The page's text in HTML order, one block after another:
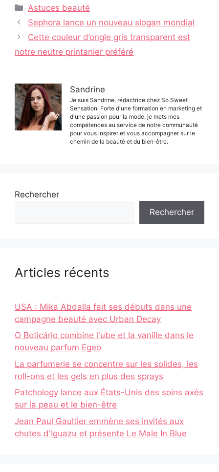
Catégories
Astuces beauté
Navigation
des
Sephora lance un nouveau slogan mondial
Cette couleur d’ongle gris transparent est
notre neutre printanier préféré
Sandrine
Je suis Sandrine, rédactrice chez So Sweet
Sensation. Forte d'une formation en marketing et
d'une passion pour la mode, je mets mes
compétences au service de notre communauté
pour vous inspirer et vous accompagner sur le
chemin de la beauté et du bien-être.
Rechercher
Rechercher
Articles récents
USA : Mika Abdalla fait ses débuts dans une
campagne beauté avec Urban Decay
O Boticário combine l'ube et la vanille dans le
nouveau parfum Egeo
La parfumerie se concentre sur les solides, les
roll-ons et les gels en plus des sprays
Patchology lance aux États-Unis des soins axés
sur la peau et le bien-être
Jean Paul Gaultier emmène ses invités aux
chutes d'Iguazu et présente Le Male In Blue